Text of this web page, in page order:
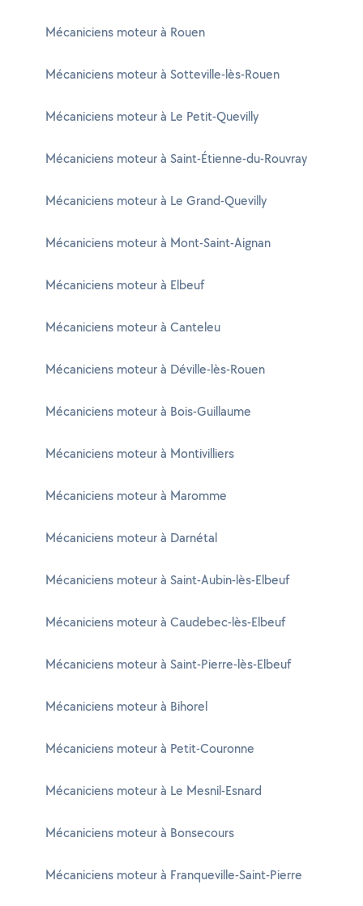
Mécaniciens moteur à Rouen
Mécaniciens moteur à Sotteville-lès-Rouen
Mécaniciens moteur à Le Petit-Quevilly
Mécaniciens moteur à Saint-Étienne-du-Rouvray
Mécaniciens moteur à Le Grand-Quevilly
Mécaniciens moteur à Mont-Saint-Aignan
Mécaniciens moteur à Elbeuf
Mécaniciens moteur à Canteleu
Mécaniciens moteur à Déville-lès-Rouen
Mécaniciens moteur à Bois-Guillaume
Mécaniciens moteur à Montivilliers
Mécaniciens moteur à Maromme
Mécaniciens moteur à Darnétal
Mécaniciens moteur à Saint-Aubin-lès-Elbeuf
Mécaniciens moteur à Caudebec-lès-Elbeuf
Mécaniciens moteur à Saint-Pierre-lès-Elbeuf
Mécaniciens moteur à Bihorel
Mécaniciens moteur à Petit-Couronne
Mécaniciens moteur à Le Mesnil-Esnard
Mécaniciens moteur à Bonsecours
Mécaniciens moteur à Franqueville-Saint-Pierre